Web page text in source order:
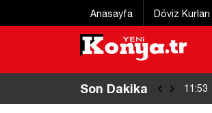
Anasayfa Döviz Kurları
Son Dakika 11:53